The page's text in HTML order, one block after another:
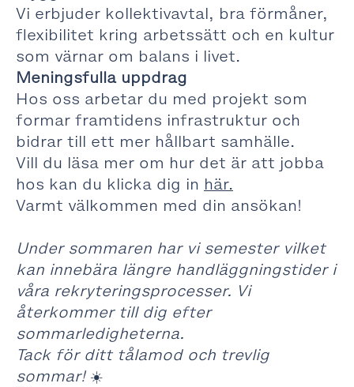
Vi erbjuder kollektivavtal, bra förmåner,
flexibilitet kring arbetssätt och en kultur
som värnar om balans i livet.
Meningsfulla uppdrag
Hos oss arbetar du med projekt som
formar framtidens infrastruktur och
bidrar till ett mer hållbart samhälle.
Vill du läsa mer om hur det är att jobba
hos kan du klicka dig in här.
Varmt välkommen med din ansökan!
Under sommaren har vi semester vilket
kan innebära längre handläggningstider i
våra rekryteringsprocesser. Vi
återkommer till dig efter
sommarledigheterna.
Tack för ditt tålamod och trevlig
sommar!☀️